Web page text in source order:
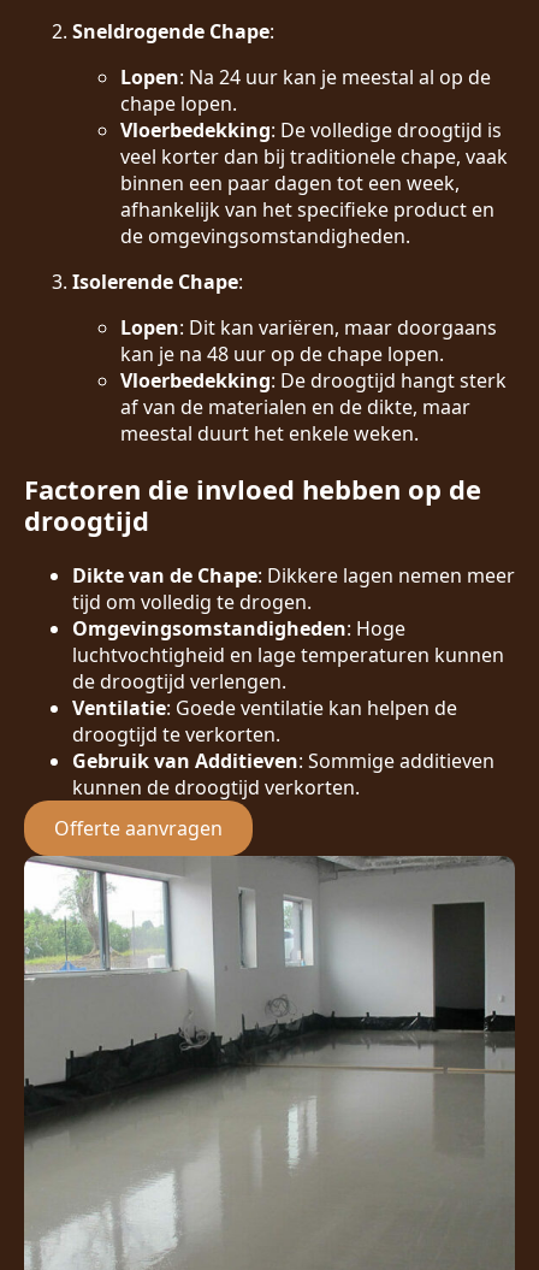
Sneldrogende Chape:
Lopen: Na 24 uur kan je meestal al op de
chape lopen.
Vloerbedekking: De volledige droogtijd is
veel korter dan bij traditionele chape, vaak
binnen een paar dagen tot een week,
afhankelijk van het specifieke product en
de omgevingsomstandigheden.
Isolerende Chape:
Lopen: Dit kan variëren, maar doorgaans
kan je na 48 uur op de chape lopen.
Vloerbedekking: De droogtijd hangt sterk
af van de materialen en de dikte, maar
meestal duurt het enkele weken.
Factoren die invloed hebben op de
droogtijd
Dikte van de Chape: Dikkere lagen nemen meer
tijd om volledig te drogen.
Omgevingsomstandigheden: Hoge
luchtvochtigheid en lage temperaturen kunnen
de droogtijd verlengen.
Ventilatie: Goede ventilatie kan helpen de
droogtijd te verkorten.
Gebruik van Additieven: Sommige additieven
kunnen de droogtijd verkorten.
Offerte aanvragen